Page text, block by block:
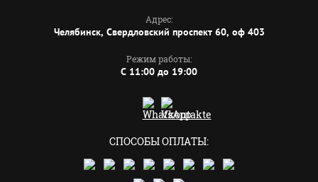
Адрес:
Челябинск, Свердловский проспект 60, оф 403
Режим работы:
C 11:00 до 19:00
СПОСОБЫ ОПЛАТЫ: